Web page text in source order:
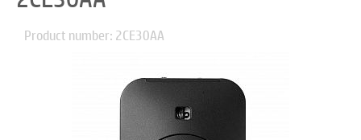
Product number: 2CE30AA